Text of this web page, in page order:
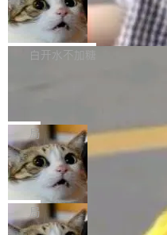
果员工带走机密信...
体验WorkBuddy鸿蒙PC版前
atePad Edge 升级至
P9 patch03及以上版本。 *升
处：FFmpeg 9.0 的代号是
来自中国开发者雷霄骅（Lei
很多中国音视频开发者而言，
“启蒙老师”。 而今年，恰好是
年。FFmpeg 社区最终选择用
字，留下了这份纪念。 雷霄骅
数字电视技术方向的博士生，
频技...
亚马逊成本失控：AI 写代码
万元，超预算 860%
外媒近日曝光了亚马逊的多份
导致公司在多个项目上超支。
编写程序，目标是完成电商平
列表的数据匹配 —— 一项常规
务，最终却产生了 180 万美元
超出原定预算 860%。 更令人
最终并未成功落地，而高额算
达 5 个月，公司直到财务对账
白开水不加糖
e CEO Clément Delangue 在
没有拐弯抹角。他说中国正在
且按目前的速度，中国 AI 工具
2027 年就能追上美国前沿实
ngue 把原因归结为一件事：
AI 开发者在一个共享和协作的
局
当 AI agent 把源码变成了最
统，开发者工具必须开源
五年前，David Crawshaw 问
一个问题：你写过什么给自己
乎都是没有。工程师们整天用
局